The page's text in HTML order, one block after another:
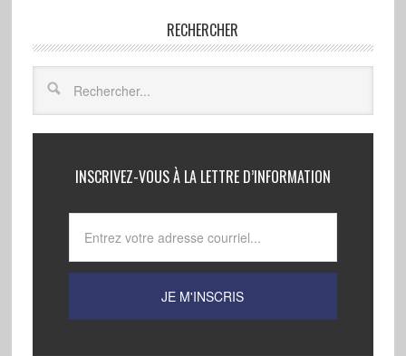
RECHERCHER
INSCRIVEZ-VOUS À LA LETTRE D’INFORMATION